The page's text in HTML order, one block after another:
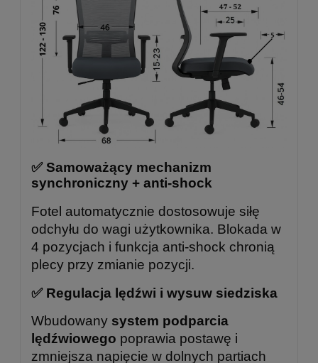
✅ Samoważący mechanizm
synchroniczny + anti-shock
Fotel automatycznie dostosowuje siłę
odchyłu do wagi użytkownika. Blokada w
4 pozycjach i funkcja anti-shock chronią
plecy przy zmianie pozycji.
✅ Regulacja lędźwi i wysuw siedziska
Wbudowany system podparcia
lędźwiowego poprawia postawę i
zmniejsza napięcie w dolnych partiach